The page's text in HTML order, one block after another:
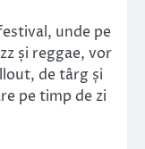
unde pe
și reggae, vor
de târg și
pe timp de zi